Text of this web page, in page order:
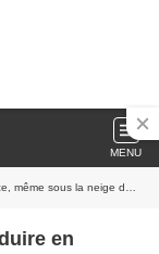
MENU
sous la neige download